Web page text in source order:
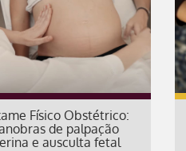
Físico Obstétrico:
de palpação
e ausculta fetal